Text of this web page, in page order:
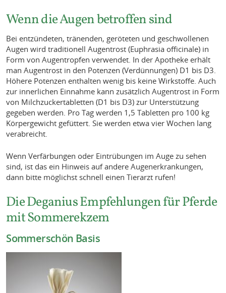
Wenn die Augen betroffen sind
Bei entzündeten, tränenden, geröteten und geschwollenen
Augen wird traditionell Augentrost (Euphrasia officinale) in
Form von Augentropfen verwendet. In der Apotheke erhält
man Augentrost in den Potenzen (Verdünnungen) D1 bis D3.
Höhere Potenzen enthalten wenig bis keine Wirkstoffe. Auch
zur innerlichen Einnahme kann zusätzlich Augentrost in Form
von Milchzuckertabletten (D1 bis D3) zur Unterstützung
gegeben werden. Pro Tag werden 1,5 Tabletten pro 100 kg
Körpergewicht gefüttert. Sie werden etwa vier Wochen lang
verabreicht.
Wenn Verfärbungen oder Eintrübungen im Auge zu sehen
sind, ist das ein Hinweis auf andere Augenerkrankungen,
dann bitte möglichst schnell einen Tierarzt rufen!
Die Deganius Empfehlungen für Pferde
mit Sommerekzem
Sommerschön Basis